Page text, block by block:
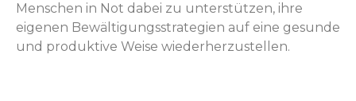
Menschen in Not dabei zu unterstützen, ihre
eigenen Bewältigungsstrategien auf eine gesunde
und produktive Weise wiederherzustellen.